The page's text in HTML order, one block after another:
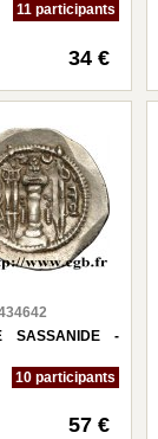
11 participants
34 €
SASSANIDE -
10 participants
57 €